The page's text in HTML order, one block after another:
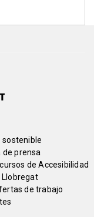
sostenible
de prensa
de Accesibilidad
Llobregat
de trabajo